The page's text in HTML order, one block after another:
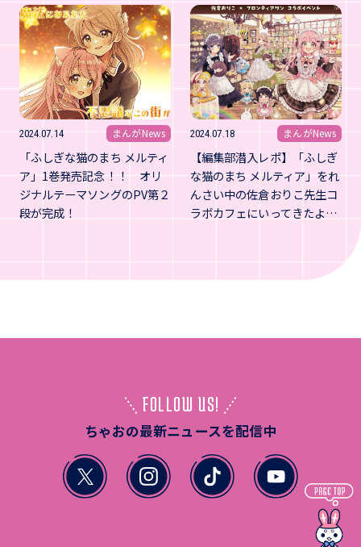
2024.07.14 まんがNews
「ふしぎな猫のまち メルティ
ア」1巻発売記念！！ オリ
ジナルテーマソングのPV第２
段が完成！
2024.07.18 まんがNews
【編集部潜入レポ】「ふしぎ
な猫のまち メルティア」をれ
んさい中の佐倉おりこ先生コ
ラボカフェにいってきたよ…
FOLLOW US!
ちゃおの最新ニュースを配信中